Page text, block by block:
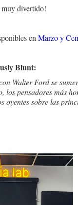
muy divertido!
en Marzo y
Blunt:
Walter Ford se
los pensadores más
oyentes sobre las